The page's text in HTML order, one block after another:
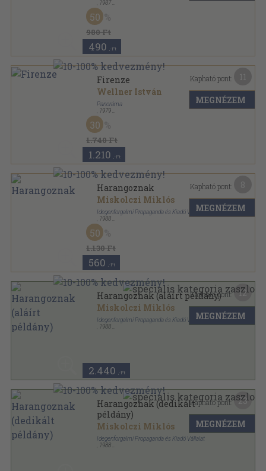
1987
Ragasztott papírkötés
980 Ft
50
490 ,-Ft
Firenze
Wellner István
Panoráma
1979
Fűzött kemény papírkötés
Panoráma külföldi városkalauz sorozat
1.740 Ft
30
1.210 ,-Ft
Kapható pont:
MEGNÉZEM
Harangoznak
Miskolczi Miklós
Idegenforgalmi Propaganda és Kiadó Vállalat
1988
Ragasztott papírkötés
1.130 Ft
50
560 ,-Ft
Kapható pont:
MEGNÉZEM
Harangoznak (aláírt példány)
Miskolczi Miklós
Idegenforgalmi Propaganda és Kiadó Vállalat
1988
2.440 ,-Ft
Kapható pont: 12
MEGNÉZEM
Harangoznak (dedikált
példány)
Miskolczi Miklós
Idegenforgalmi Propaganda és Kiadó Vállalat
1988
Kapható pont: 23
MEGNÉZEM